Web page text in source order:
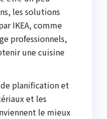
les solutions
IKEA, comme
professionnels,
une cuisine
planification et
et les
le mieux